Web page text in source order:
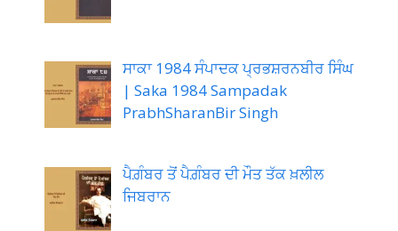
ਸਾਕਾ 1984 ਸੰਪਾਦਕ ਪ੍ਰਭਸ਼ਰਨਬੀਰ ਸਿੰਘ
| Saka 1984 Sampadak
PrabhSharanBir Singh
ਪੈਗ਼ੰਬਰ ਤੋਂ ਪੈਗ਼ੰਬਰ ਦੀ ਮੌਤ ਤੱਕ ਖ਼ਲੀਲ
ਜਿਬਰਾਨ